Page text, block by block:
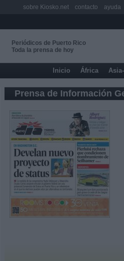
Periódicos de Puerto Rico
Toda la prensa de hoy
Inicio África
Prensa de Información
sobre Kiosko.net contacto ayuda